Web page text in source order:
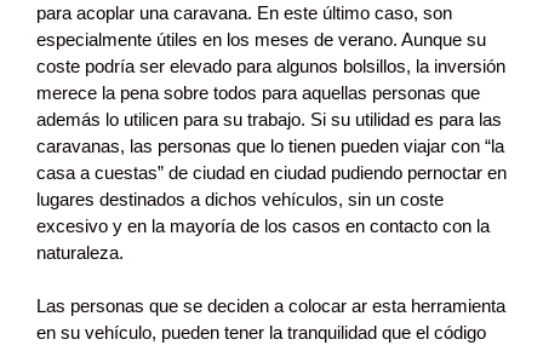
para acoplar una caravana. En este último caso, son
especialmente útiles en los meses de verano. Aunque su
coste podría ser elevado para algunos bolsillos, la inversión
merece la pena sobre todos para aquellas personas que
además lo utilicen para su trabajo. Si su utilidad es para las
caravanas, las personas que lo tienen pueden viajar con “la
casa a cuestas” de ciudad en ciudad pudiendo pernoctar en
lugares destinados a dichos vehículos, sin un coste
excesivo y en la mayoría de los casos en contacto con la
naturaleza.
Las personas que se deciden a colocar ar esta herramienta
en su vehículo, pueden tener la tranquilidad que el código